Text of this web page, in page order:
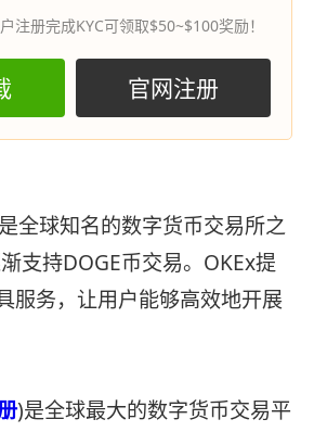
注册完成KYC可领取$50~$100奖励！
官网注册
全球知名的数字货币交易所之
支持DOGE币交易。OKEx提
服务，让用户能够高效地开展
)是全球最大的数字货币交易平